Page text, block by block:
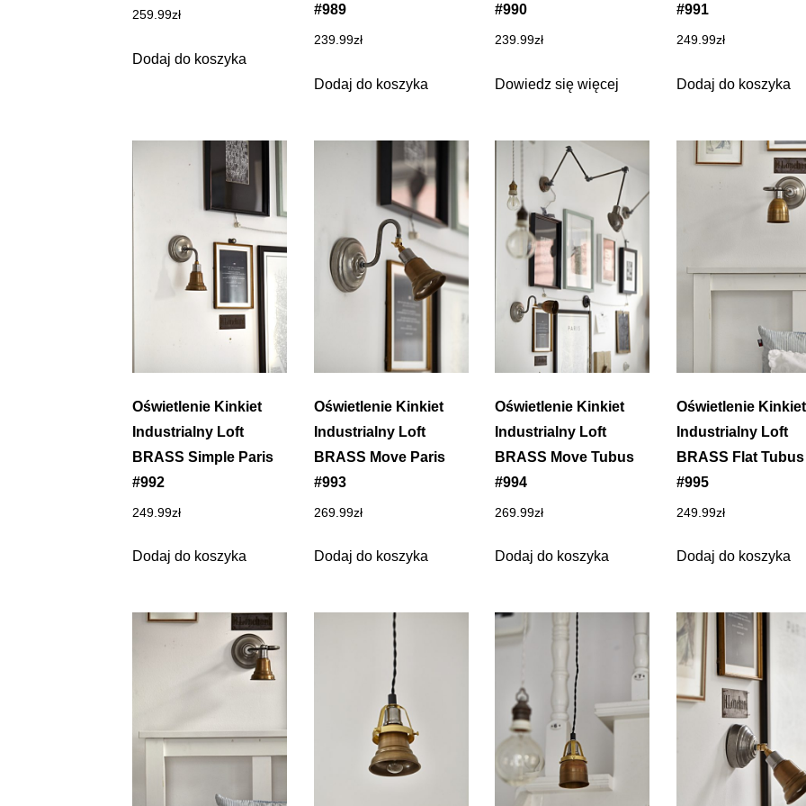
259.99zł
Dodaj do koszyka
#989
239.99zł
Dodaj do koszyka
#990
239.99zł
Dowiedz się więcej
#991
249.99zł
Dodaj do koszyka
Oświetlenie Kinkiet
Industrialny Loft
BRASS Simple Paris
#992
249.99zł
Dodaj do koszyka
Oświetlenie Kinkiet
Industrialny Loft
BRASS Move Paris
#993
269.99zł
Dodaj do koszyka
Oświetlenie Kinkiet
Industrialny Loft
BRASS Move Tubus
#994
269.99zł
Dodaj do koszyka
Oświetlenie Kinkiet
Industrialny Loft
BRASS Flat Tubus
#995
249.99zł
Dodaj do koszyka